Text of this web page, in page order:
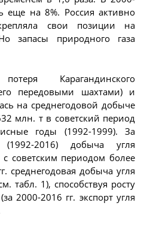
еще на 8%. Россия активно
свои позиции на
запасы природного газа
Карагандинского
передовыми шахтами) и
на среднегодовой добыче
млн. т в советский период
годы (1992-1999). За
(1992-2016) добыча угля
советским периодом более
среднегодовая добыча угля
табл. 1), способствуя росту
2000-2016 гг. экспорт угля